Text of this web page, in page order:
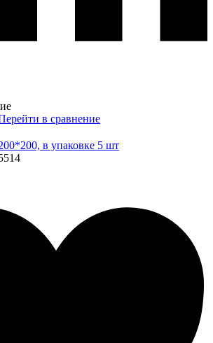
в сравнение
в упаковке 5 шт